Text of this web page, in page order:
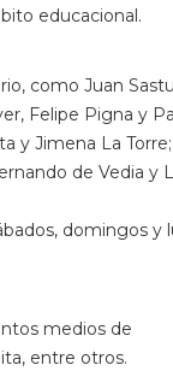
educacional.
como Juan
Felipe Pigna y
y Jimena La Torre;
de Vedia y
domingos y
medios de
entre otros.